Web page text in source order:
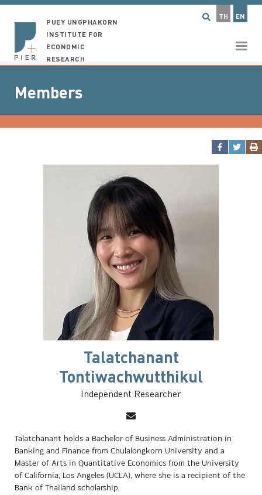
TH EN
PUEY UNGPHAKORN
INSTITUTE FOR
ECONOMIC
RESEARCH
Members
Talatchanant
Tontiwachwutthikul
Independent Researcher
Talatchanant holds a Bachelor of Business Administration in
Banking and Finance from Chulalongkorn University and a
Master of Arts in Quantitative Economics from the University
of California, Los Angeles (UCLA), where she is a recipient of the
Bank of Thailand scholarship.